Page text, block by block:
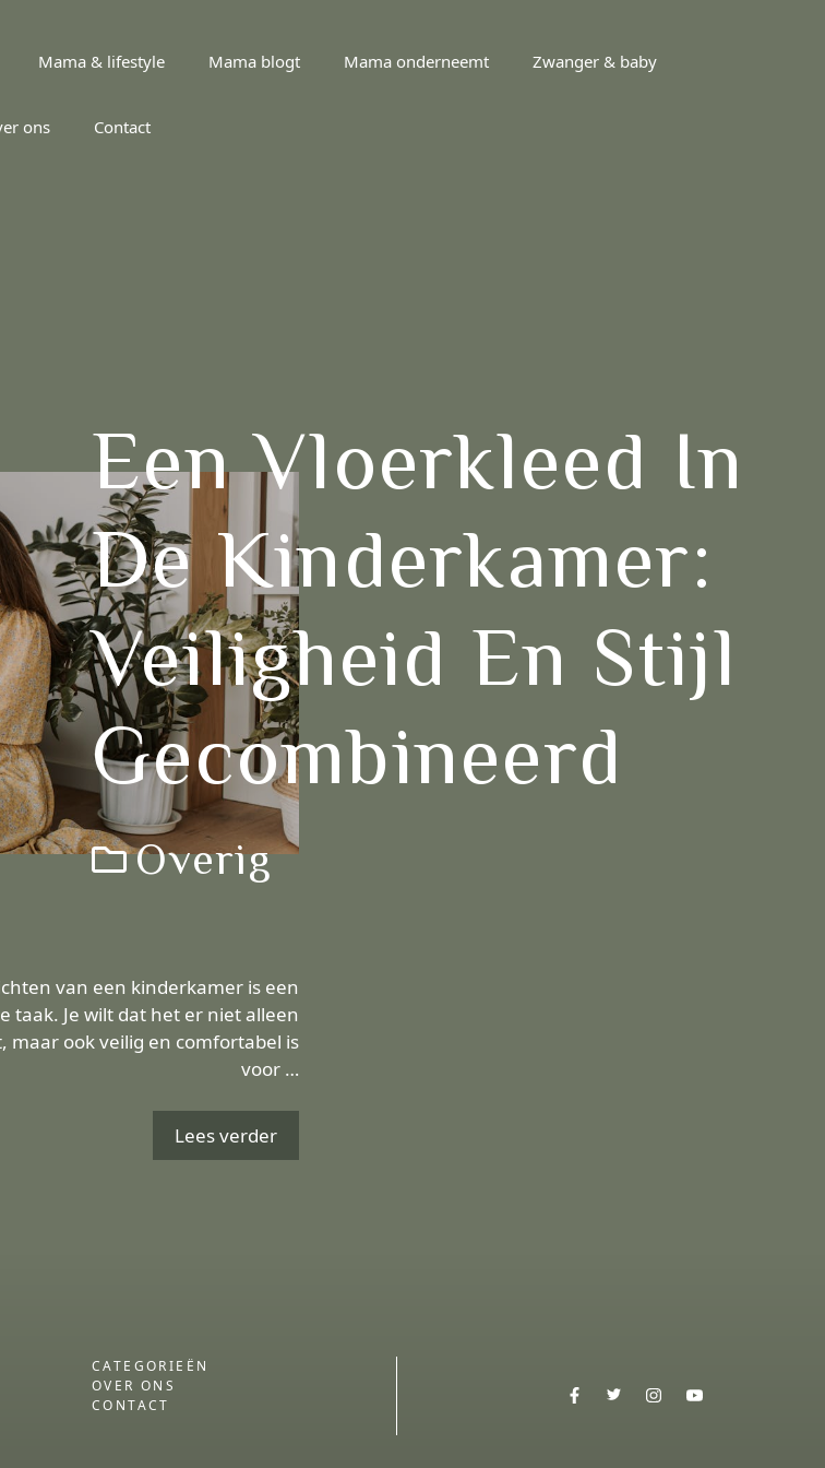
Mama & lifestyle Mama blogt Mama onderneemt Zwanger & baby
ons Contact
Een Vloerkleed In
De Kinderkamer:
Veiligheid En Stijl
Gecombineerd
Overig
van een kinderkamer is een
taak. Je wilt dat het er niet alleen
maar ook veilig en comfortabel is
voor …
Lees verder
CATEGORIEËN
OVER ONS
CONTACT